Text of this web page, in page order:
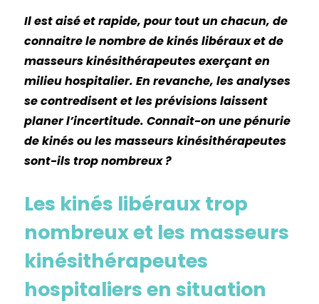
Il est aisé et rapide, pour tout un chacun, de
connaitre le nombre de kinés libéraux et de
masseurs kinésithérapeutes exerçant en
milieu hospitalier. En revanche, les analyses
se contredisent et les prévisions laissent
planer l’incertitude. Connait-on une pénurie
de kinés ou les masseurs kinésithérapeutes
sont-ils trop nombreux ?
Les kinés libéraux trop
nombreux et les masseurs
kinésithérapeutes
hospitaliers en situation